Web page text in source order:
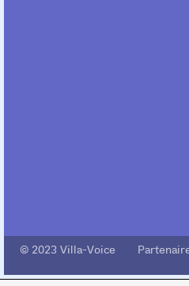
© 2023 Villa-Voice